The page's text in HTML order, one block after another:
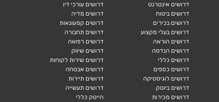
דרושים אינטרנט
דרושים ביטוח
דרושים בכירים
דרושים בעלי מקצוע
דרושים הוראה
דרושים הנדסה
דרושים כללי
דרושים כספים
דרושים לוגיסטיקה
דרושים ביוטק
דרושים מכירות
דרושים עורכי דין
דרושים מדיה
דרושים קמעונאות
דרושים תחבורה
דרושים רפואה
דרושים שיווק
דרושים שירות לקוחות
דרושים אבטחה
דרושים תיירות
דרושים תעשייה
הייטק כללי